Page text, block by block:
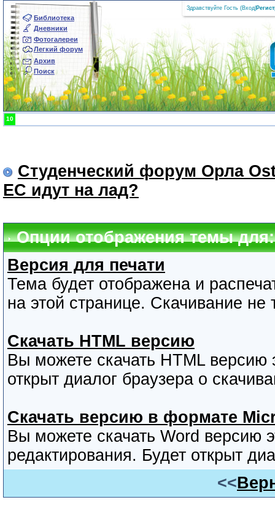
Библиотека
Дневники
Фотогалереи
Легкий форум
Архив
Поиск
Здравствуйте Гость (Вход
10
Студенческий форум Орла
ЕС идут на лад?
Опции отображения темы
Версия для печати
Тема будет отображена и
на этой странице. Скачивание не
Скачать HTML версию
Вы можете скачать HTML
открыт диалог браузера о
Скачать версию в формате
Вы можете скачать Word версию
редактирования. Будет открыт
<<